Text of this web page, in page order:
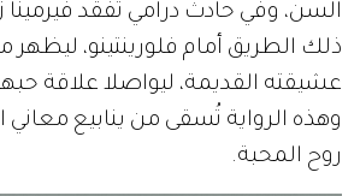
السن، وفي حادث درامي تفقد فيرمينا
ذلك الطريق أمام فلورينتينو، ليظهر
عشيقته القديمة، ليواصلا علاقة
وهذه الرواية تُسقى من ينابيع معاني
روح المحبة.